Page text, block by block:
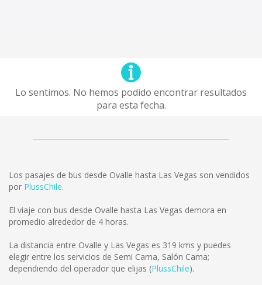
Lo sentimos. No hemos podido encontrar resultados
para esta fecha.
Los pasajes de bus desde Ovalle hasta Las Vegas son vendidos
por PlussChile.
El viaje con bus desde Ovalle hasta Las Vegas demora en
promedio alrededor de 4 horas.
La distancia entre Ovalle y Las Vegas es 319 kms y puedes
elegir entre los servicios de Semi Cama, Salón Cama;
dependiendo del operador que elijas (PlussChile).